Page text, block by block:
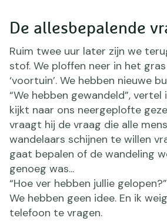
De allesbepalende
Ruim twee uur later zijn we
stof. We ploffen neer in het
‘voortuin’. We hebben nieuwe
“We hebben gewandeld”, vertel
kijkt naar ons neergeplofte
vraagt hij de vraag die alle
wandelaars schijnen te willen
gaat bepalen of de wandeling
genoeg was...
“Hoe ver hebben jullie gelopen?”
We hebben geen idee. En ik
telefoon te vragen.